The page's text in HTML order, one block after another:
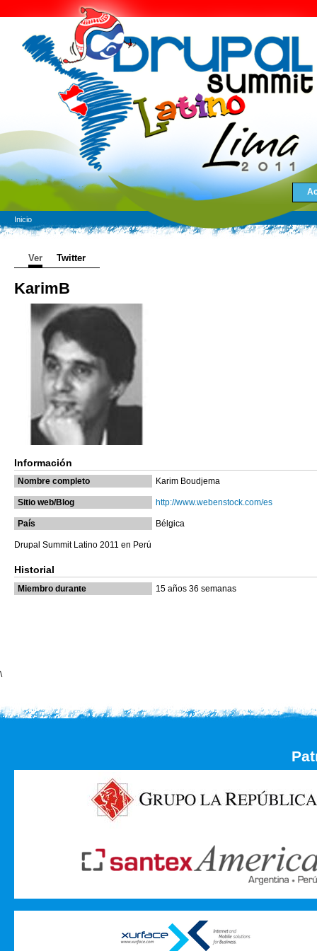
Inicio
Ver Twitter
KarimB
Información
Nombre completo Karim Boudjema
Sitio web/Blog http://www.webenstock.com/es
País Bélgica
Drupal Summit Latino 2011 en Perú
Historial
Miembro durante 15 años 36 semanas
\